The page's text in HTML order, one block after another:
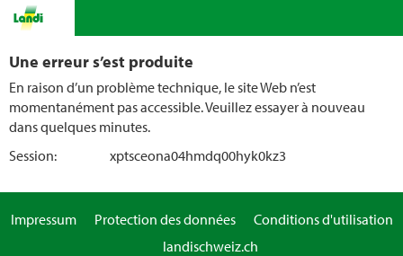
Une erreur s’est produite
En raison d’un problème technique, le site Web n’est
momentanément pas accessible. Veuillez essayer à nouveau
dans quelques minutes.
Session:
xptsceona04hmdq00hyk0kz3
Impressum Protection des données
Conditions d'utilisation
landischweiz.ch